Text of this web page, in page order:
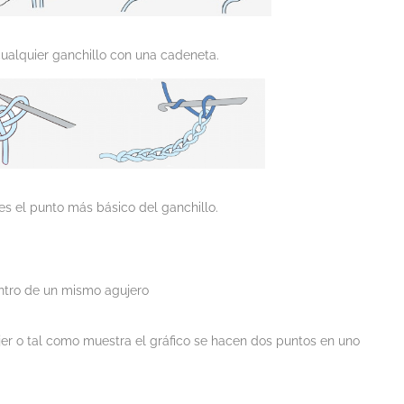
ganchillo con una cadeneta.
el punto más básico del ganchillo.
de un mismo agujero
o tal como muestra el gráfico se hacen dos puntos en uno